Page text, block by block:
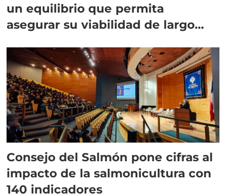
un equilibrio que permita
asegurar su viabilidad de largo
Consejo del Salmón pone cifras al
impacto de la salmonicultura con
140 indicadores